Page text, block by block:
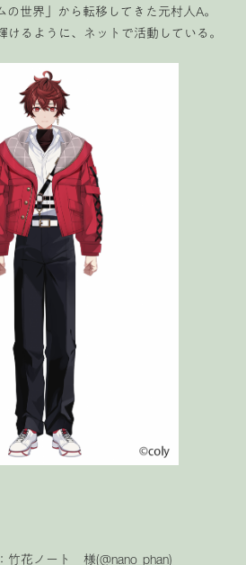
の世界」から転移してきた元村人A。
るように、ネットで活動している。
竹花ノート 様(@nano_phan)